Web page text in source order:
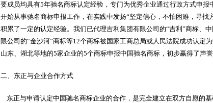
要成员均具有5年驰名商标认定经验，专门为优秀企业通过行政方式申
开始从事驰名商标申报工作，在实践中发扬“坚定信心，不怕困难，寻找
积累了一定的认定经验。我们已代理吉利集团有限公司的“吉利”商标、
限公司的“金沙河”商标等12个商标被国家工商总局或人民法院成功认定
山东、湖北等地的5家企业的5个商标申报中国驰名商标，初步赢得了声誉
二、东正与企业合作方式
东正与申请认定中国驰名商标企业的合作，是完全建立在双方自愿的